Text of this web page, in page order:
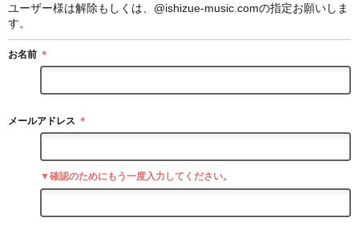
ユーザー様は解除もしくは、@ishizue-music.comの指定お願いしま
す。
お名前 ＊
メールアドレス ＊
▼確認のためにもう一度入力してください。